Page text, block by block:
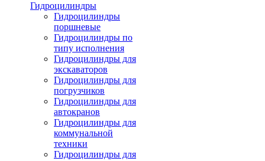
Гидроцилиндры
Гидроцилиндры
поршневые
Гидроцилиндры по
типу исполнения
Гидроцилиндры для
экскаваторов
Гидроцилиндры для
погрузчиков
Гидроцилиндры для
автокранов
Гидроцилиндры для
коммунальной
техники
Гидроцилиндры для